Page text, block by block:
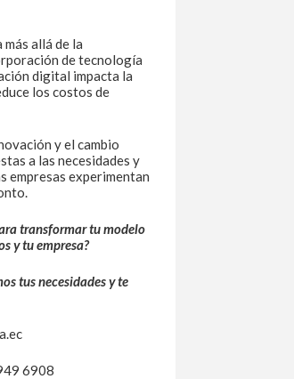
allá de la
de tecnología
digital impacta la
los costos de
y el cambio
a las necesidades y
empresas experimentan
transformar tu modelo
y tu empresa?
tus necesidades y te
6908